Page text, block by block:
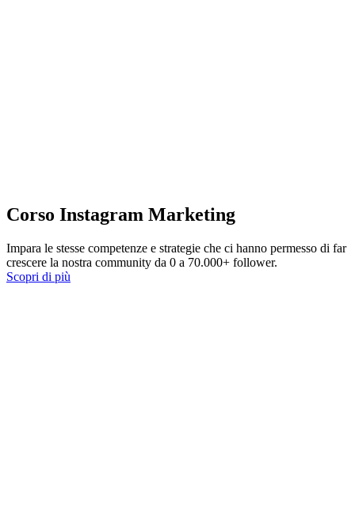
Corso Instagram Marketing
Impara le stesse competenze e strategie che ci hanno permesso di far
crescere la nostra community da 0 a 70.000+ follower.
Scopri di più